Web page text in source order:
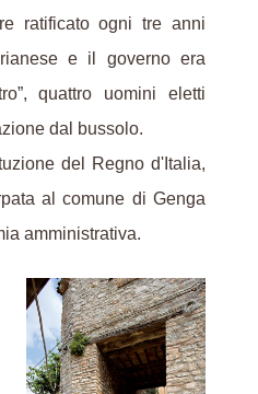
ratificato ogni tre anni
e il governo era
quattro uomini eletti
dal bussolo.
del Regno d'Italia,
al comune di Genga
amministrativa.